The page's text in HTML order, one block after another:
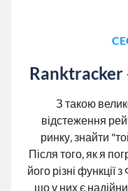
Ranktracker
З такою
відстеження
ринку, знайти
Після того, як я
його різні функції
що у них є